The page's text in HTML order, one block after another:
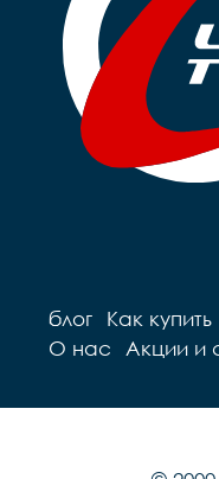
блог Как купить
О нас
Акции и